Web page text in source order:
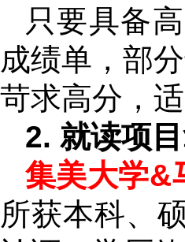
只要具备
成绩单，部
苛求高分，
2. 就读项
集美大学&
所获本科、